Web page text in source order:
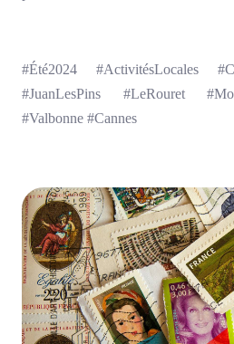
#Été2024 #ActivitésLocales
#JuanLesPins #LeRouret
#Valbonne #Cannes